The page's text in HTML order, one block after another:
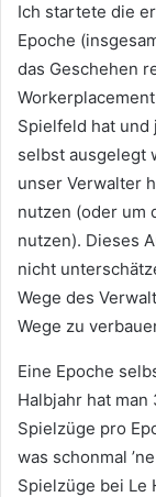
Ich startete die
Epoche
das Geschehen
Spielfeld hat und
selbst ausgelegt
unser Verwalter
nutzen (oder um
nutzen). Dieses
nicht
Wege des
Wege zu
Eine Epoche
Halbjahr hat
Spielzüge pro
was schonmal
Spielzüge bei Le